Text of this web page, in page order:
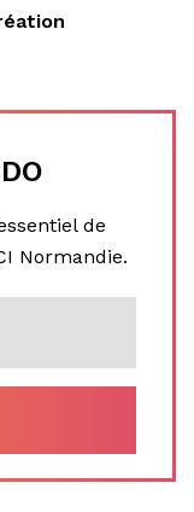
de
Normandie.